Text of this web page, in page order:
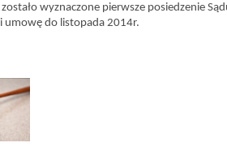
wyznaczone pierwsze posiedzenie
umowę do listopada 2014r.